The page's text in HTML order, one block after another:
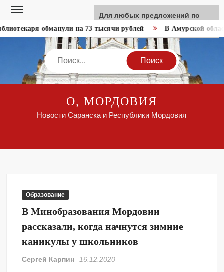
Перейти
содержимому
обманули на 73 тысячи рублей В Амурской
Search
О, МОРДОВИЯ
Новости Саранска и Республики Мордовия
Образование
В Минобразования Мордовии
рассказали, когда начнутся зимние
каникулы у школьников
Сергей Карпин 16.12.2020
Для любых предложений по
сайту: like-news@cp9.ru